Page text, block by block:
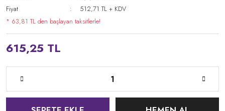
Fiyat
512,71 TL + KDV
* 63,81 TL den başlayan taksitlerle!
615,25 TL